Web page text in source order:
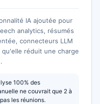
IA ajoutée pour
analytics, résumés
connecteurs LLM
réduit une charge
100% des
ne couvrait que 2 à
les réunions.